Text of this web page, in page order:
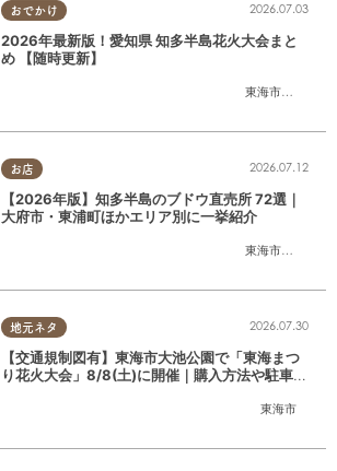
おでかけ
東海市
,大府市
2026.07.03
2026年最新版！愛知県 知多半島花火大会まと
め 【随時更新】
お店
東海市
,大府市
2026.07.12
【2026年版】知多半島のブドウ直売所 72選｜
大府市・東浦町ほかエリア別に一挙紹介
地元ネタ
東海市
2026.07.30
【交通規制図有】東海市大池公園で「東海まつ
り花火大会」8/8(土)に開催｜購入方法や駐車場